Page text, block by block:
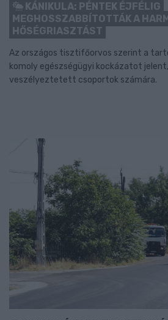
KÁNIKULA: PÉNTEK ÉJFÉLIG
MEGHOSSZABBÍTOTTÁK A
HŐSÉGRIASZTÁST
Az országos tisztifőorvos szerint a
komoly egészségügyi kockázatot
veszélyeztetett csoportok számára.